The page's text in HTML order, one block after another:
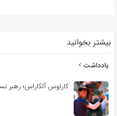
بیشتر بخوانید
یادداشت
کارلوس آلکاراس؛ رهبر